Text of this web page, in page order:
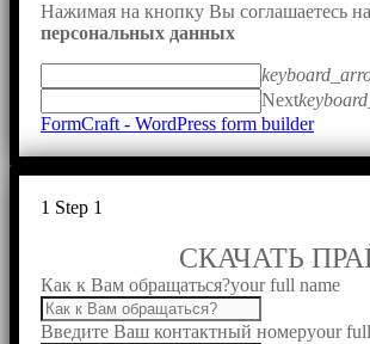
Нажимая на кнопку Вы соглашаетесь
персональных данных
Next
FormCraft - WordPress form builder
1 Step 1
СКАЧАТЬ
Как к Вам обращаться?your full name
Введите Ваш контактный номерyour